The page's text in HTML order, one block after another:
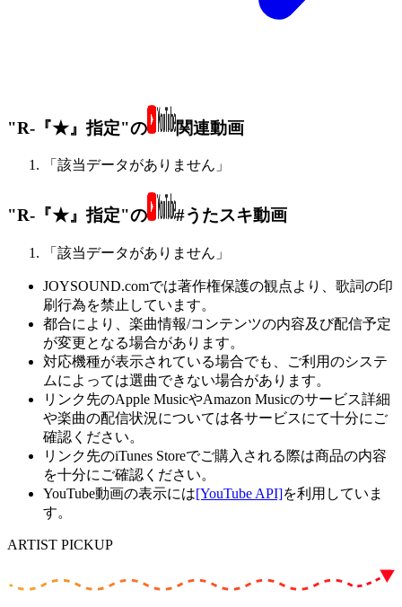
"R-『★』指定"の 関連動画
「該当データがありません」
"R-『★』指定"の #うたスキ動画
「該当データがありません」
JOYSOUND.comでは著作権保護の観点より、歌詞の印
刷行為を禁止しています。
都合により、楽曲情報/コンテンツの内容及び配信予定
が変更となる場合があります。
対応機種が表示されている場合でも、ご利用のシステ
ムによっては選曲できない場合があります。
リンク先のApple MusicやAmazon Musicのサービス詳細
や楽曲の配信状況については各サービスにて十分にご
確認ください。
リンク先のiTunes Storeでご購入される際は商品の内容
を十分にご確認ください。
YouTube動画の表示には[YouTube API]を利用していま
す。
ARTIST PICKUP